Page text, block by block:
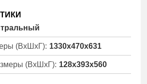
(ВхШхГ): 1330x470x631
(ВхШхГ): 128x393x560